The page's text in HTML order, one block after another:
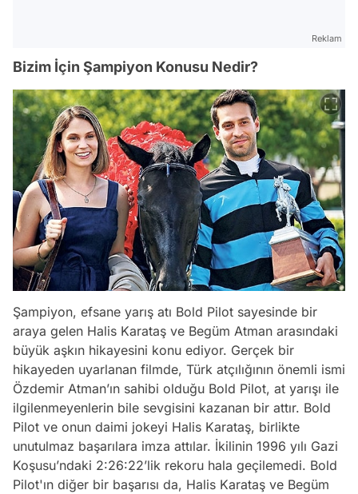
Reklam
Bizim İçin Şampiyon Konusu Nedir?
Şampiyon, efsane yarış atı Bold Pilot sayesinde bir
araya gelen Halis Karataş ve Begüm Atman arasındaki
büyük aşkın hikayesini konu ediyor. Gerçek bir
hikayeden uyarlanan filmde, Türk atçılığının önemli ismi
Özdemir Atman’ın sahibi olduğu Bold Pilot, at yarışı ile
ilgilenmeyenlerin bile sevgisini kazanan bir attır. Bold
Pilot ve onun daimi jokeyi Halis Karataş, birlikte
unutulmaz başarılara imza attılar. İkilinin 1996 yılı Gazi
Koşusu’ndaki 2:26:22’lik rekoru hala geçilemedi. Bold
Pilot'ın diğer bir başarısı da, Halis Karataş ve Begüm